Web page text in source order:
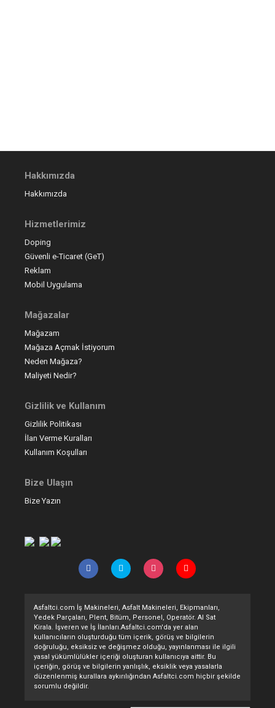
Hakkımızda
Hakkımızda
Hizmetlerimiz
Doping
Güvenli e-Ticaret (GeT)
Reklam
Mobil Uygulama
Mağazalar
Mağazam
Mağaza Açmak İstiyorum
Neden Mağaza?
Maliyeti Nedir?
Gizlilik ve Kullanım
Gizlilik Politikası
İlan Verme Kuralları
Kullanım Koşulları
Bize Ulaşın
Bize Yazın
Asfaltci.com İş Makineleri, Asfalt Makineleri, Ekipmanları,
Yedek Parçaları, Plent, Bitüm, Personel, Operatör. Al Sat
Kirala. İşveren ve İş İlanları.Asfaltci.com'da yer alan
kullanıcıların oluşturduğu tüm içerik, görüş ve bilgilerin
doğruluğu, eksiksiz ve değişmez olduğu, yayınlanması ile ilgili
yasal yükümlülükler içeriği oluşturan kullanıcıya aittir. Bu
içeriğin, görüş ve bilgilerin yanlışlık, eksiklik veya yasalarla
düzenlenmiş kurallara aykırılığından Asfaltci.com hiçbir şekilde
sorumlu değildir.